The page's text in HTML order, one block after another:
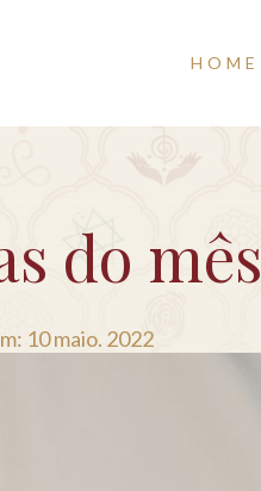
HOME
do mês
10 maio. 2022